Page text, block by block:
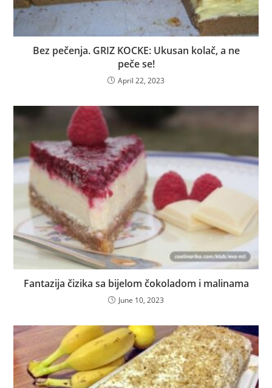
Bez pečenja. GRIZ KOCKE: Ukusan kolač, a ne
peče se!
April 22, 2023
Fantazija čizika sa bijelom čokoladom i malinama
June 10, 2023